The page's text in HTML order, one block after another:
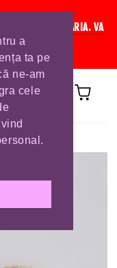
a
ta pe
ne-am
cele
SFANTA MARIA. VA
DIN TIMP.